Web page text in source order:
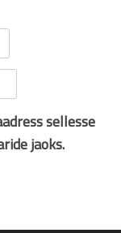
sellesse
jaoks.